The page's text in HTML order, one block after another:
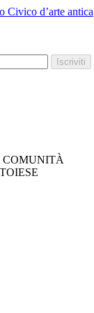
Civico d’arte antica
Iscriviti
COMUNITÀ